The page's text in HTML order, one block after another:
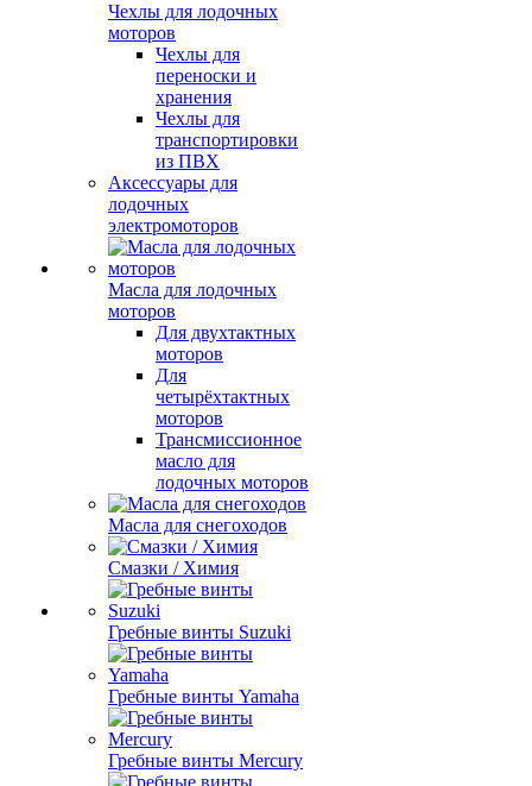
Чехлы для лодочных
моторов
Чехлы для
переноски и
хранения
Чехлы для
транспортировки
из ПВХ
Аксессуары для
лодочных
электромоторов
Масла для лодочных
моторов
Для двухтактных
моторов
Для
четырёхтактных
моторов
Трансмиссионное
масло для
лодочных моторов
Масла для снегоходов
Смазки / Химия
Гребные винты Suzuki
Гребные винты Yamaha
Гребные винты Mercury